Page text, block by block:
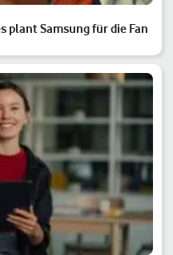
plant Samsung für die Fan